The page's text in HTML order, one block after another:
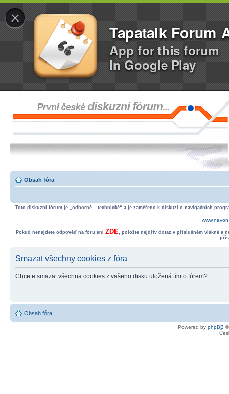
×
Tapatalk Forum
App for this forum
In Google Play
Obsah fóra
Toto diskuzní fórum je „odborně – technické“ a je zaměřeno k diskuzi o navigačních
Pokud nenajdete odpověď na fóru ani ZDE, položte nejdřív dotaz v příslušném vlákně a
Smazat všechny cookies z fóra
Chcete smazat všechna cookies z vašeho disku uložená tímto fórem?
Obsah fóra
Powered by phpBB